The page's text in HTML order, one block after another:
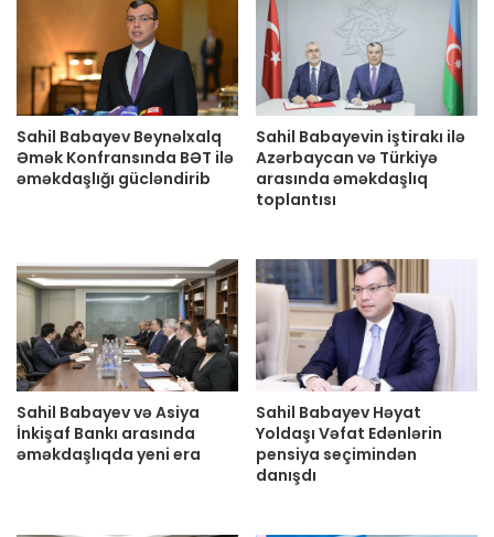
Sahil Babayev Beynəlxalq
Əmək Konfransında BƏT ilə
əməkdaşlığı gücləndirib
Sahil Babayevin iştirakı ilə
Azərbaycan və Türkiyə
arasında əməkdaşlıq
toplantısı
Sahil Babayev və Asiya
İnkişaf Bankı arasında
əməkdaşlıqda yeni era
Sahil Babayev Həyat
Yoldaşı Vəfat Edənlərin
pensiya seçimindən
danışdı